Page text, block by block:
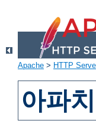
Apache > HTTP
아파